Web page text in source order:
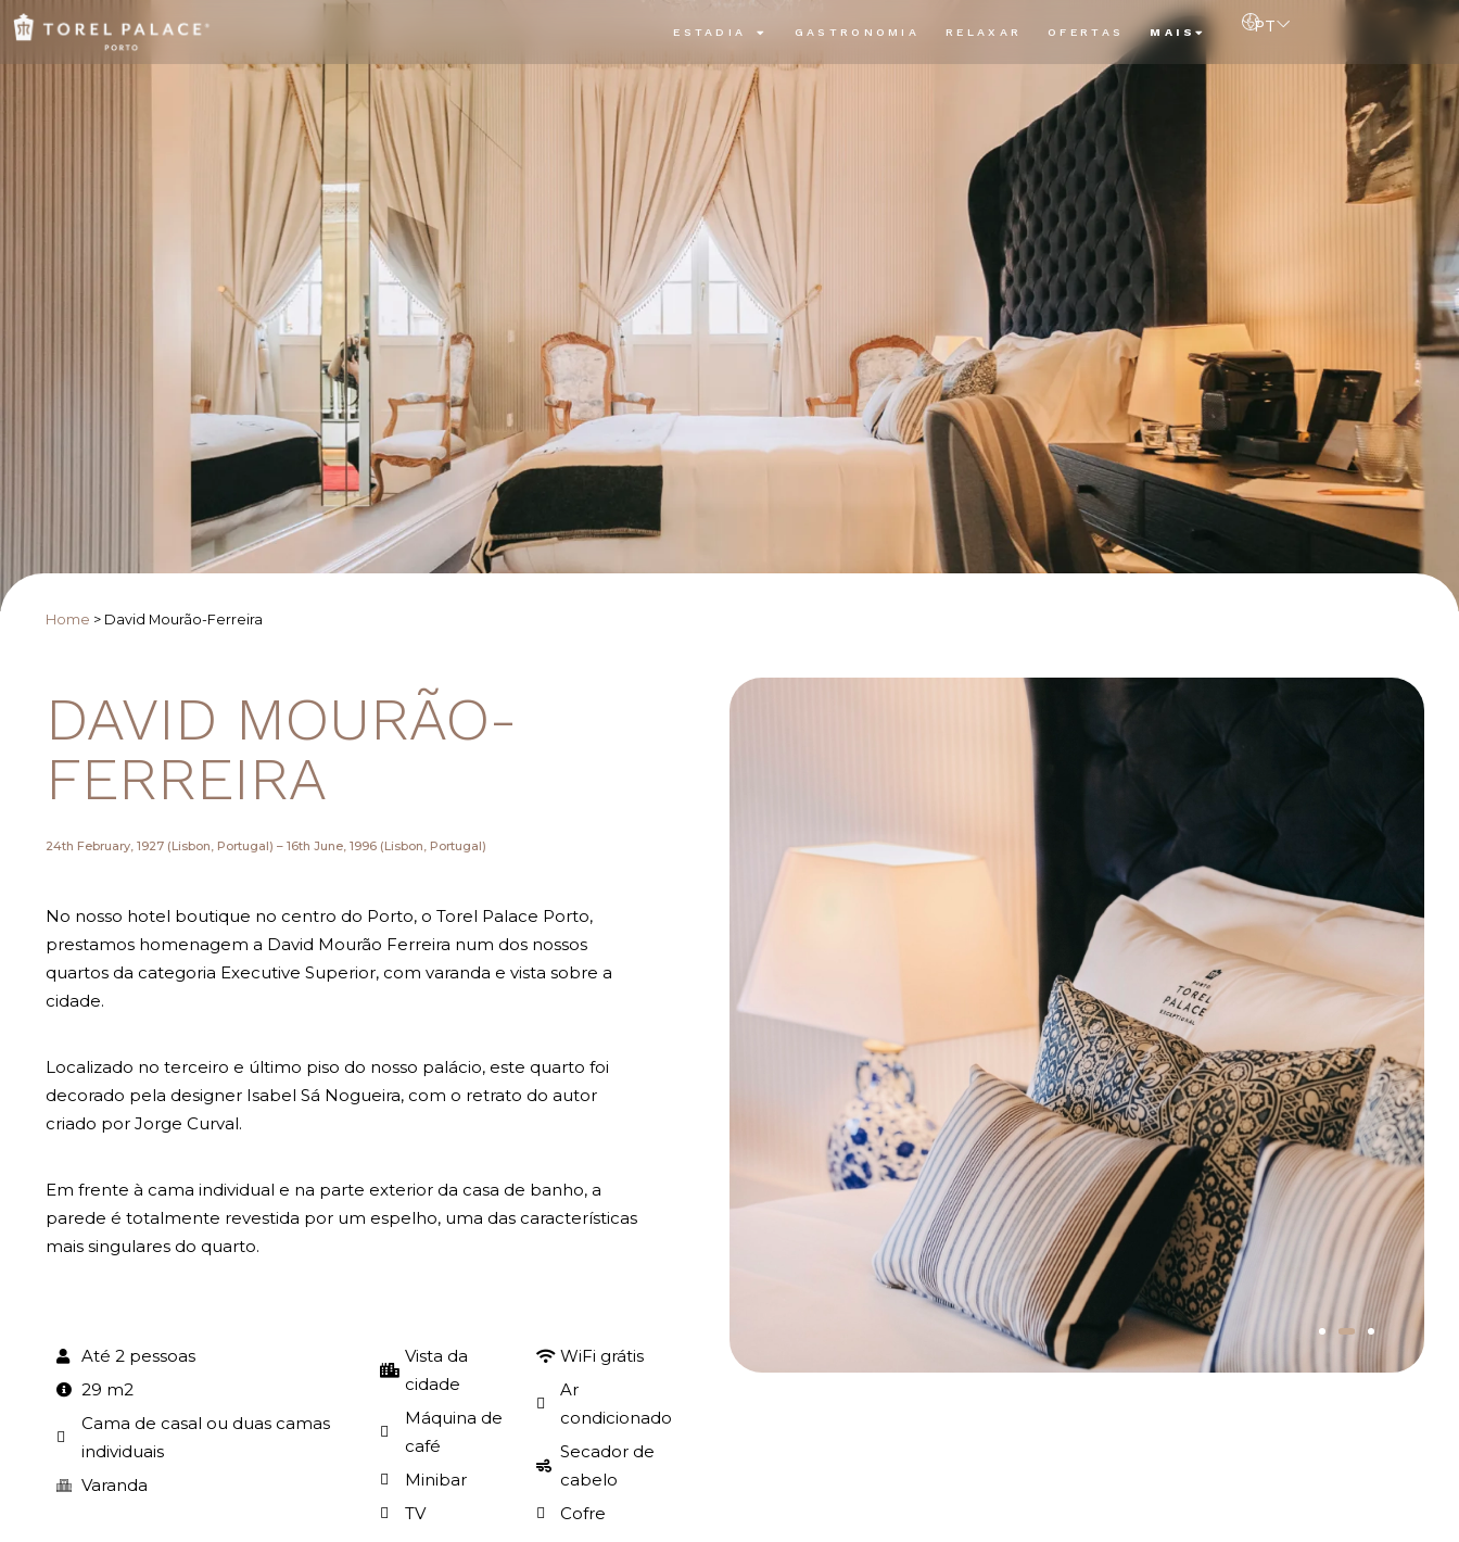
ESTADIA GASTRONOMIA RELAXAR OFERTAS MAIS PT
Home > David Mourão-Ferreira
DAVID MOURÃO-
FERREIRA
24th February, 1927 (Lisbon, Portugal) – 16th June, 1996 (Lisbon, Portugal)
No nosso hotel boutique no centro do Porto, o Torel Palace Porto,
prestamos homenagem a David Mourão Ferreira num dos nossos
quartos da categoria Executive Superior, com varanda e vista sobre a
cidade.
Localizado no terceiro e último piso do nosso palácio, este quarto foi
decorado pela designer Isabel Sá Nogueira, com o retrato do autor
criado por Jorge Curval.
Em frente à cama individual e na parte exterior da casa de banho, a
parede é totalmente revestida por um espelho, uma das características
mais singulares do quarto.
Até 2 pessoas
29 m2
Cama de casal ou duas camas
individuais
Varanda
Vista da
cidade
Máquina de
café
Minibar
TV
WiFi grátis
Ar
condicionado
Secador de
cabelo
Cofre